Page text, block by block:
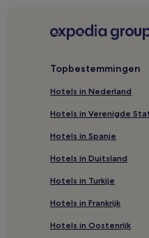
Hotels met
Hotels in de
Hotels in Saint-
Hotels met
Hotels in de
Hotels met
Hotels in de
Topbestemmingen
Hotels in Nederland
Hotels in Verenigde
Hotels in Spanje
Hotels in Duitsland
Hotels in Turkije
Hotels in Frankrijk
Hotels in Oostenrijk